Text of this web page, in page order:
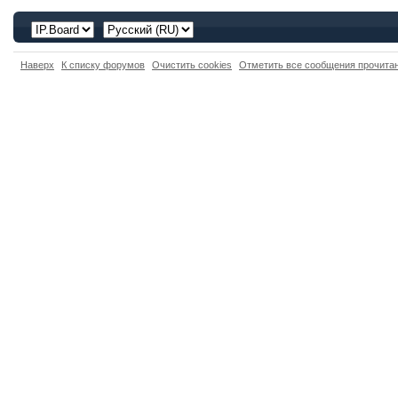
Наверх К списку форумов Очистить cookies Отметить все сообщения